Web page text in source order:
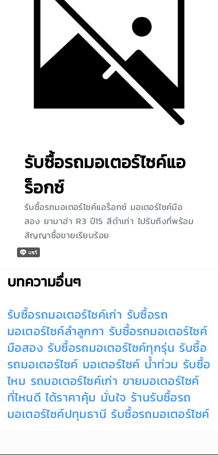
รับซื้อรถมอเตอร์ไซค์แอ
ร็อกซ์
รับซื้อรถมอเตอร์ไซค์แอร็อกซ์ มอเตอร์ไซค์มือ
สอง ยามาฮ่า R3 ปี15 สีดำเท่า ไปรับถึงที่พร้อม
สัญญาซื้อขายเรียบร้อย
บทความอื่นๆ
รับซื้อรถมอเตอร์ไซค์เก่า รับซื้อรถ
มอเตอร์ไซค์ลำลูกกา รับซื้อรถมอเตอร์ไซค์
มือสอง รับซื้อรถมอเตอร์ไซค์ทุกรุ่น รับซื้อ
รถมอเตอร์ไซค์ มอเตอร์ไซค์ น้ำท่วม รับซื้อ
ไหม รถมอเตอร์ไซค์เก่า ขายมอเตอร์ไซค์
ที่ไหนดี ได้ราคาคุ้ม มั่นใจ ร้านรับซื้อรถ
มอเตอร์ไซค์ปทุมธานี รับซื้อรถมอเตอร์ไซค์